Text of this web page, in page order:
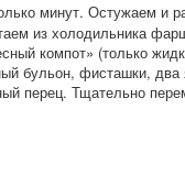
минут. Остужаем и
из холодильника
компот» (только
бульон, фисташки,
перец. Тщательно